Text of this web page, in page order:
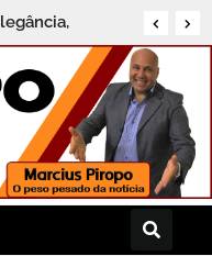
e
Seguro de